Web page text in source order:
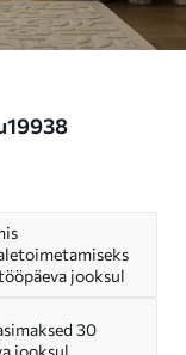
jooksul
30
jooksul